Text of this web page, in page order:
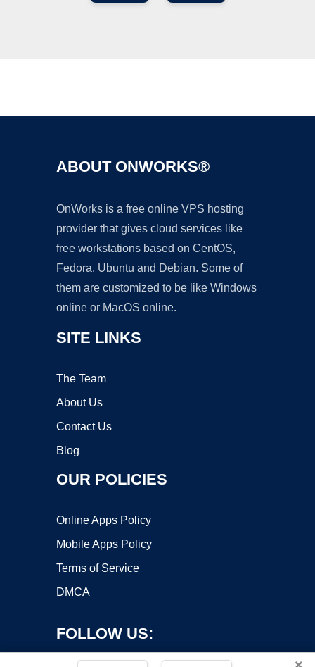
ABOUT ONWORKS®
OnWorks is a free online VPS hosting
provider that gives cloud services like
free workstations based on CentOS,
Fedora, Ubuntu and Debian. Some of
them are customized to be like Windows
online or MacOS online.
SITE LINKS
The Team
About Us
Contact Us
Blog
OUR POLICIES
Online Apps Policy
Mobile Apps Policy
Terms of Service
DMCA
FOLLOW US: